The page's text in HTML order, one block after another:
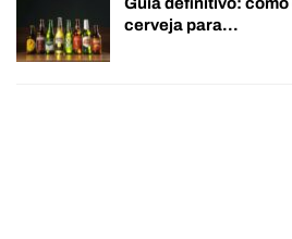
Guia definitivo:
cerveja para…